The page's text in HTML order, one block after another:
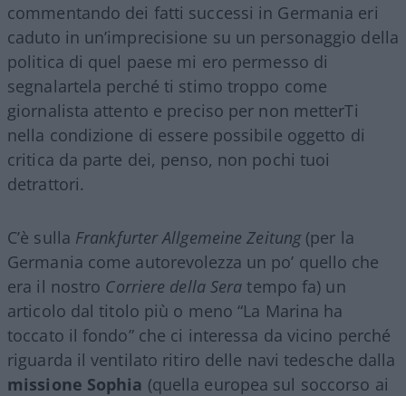
commentando dei fatti successi in Germania eri
caduto in un’imprecisione su un personaggio della
politica di quel paese mi ero permesso di
segnalartela perché ti stimo troppo come
giornalista attento e preciso per non metterTi
nella condizione di essere possibile oggetto di
critica da parte dei, penso, non pochi tuoi
detrattori.
C’è sulla Frankfurter Allgemeine Zeitung(per la
Germania come autorevolezza un po’ quello che
era il nostro Corriere della Sera tempo fa) un
articolo dal titolo più o meno “La Marina ha
toccato il fondo” che ci interessa da vicino perché
riguarda il ventilato ritiro delle navi tedesche dalla
missione Sophia (quella europea sul soccorso ai